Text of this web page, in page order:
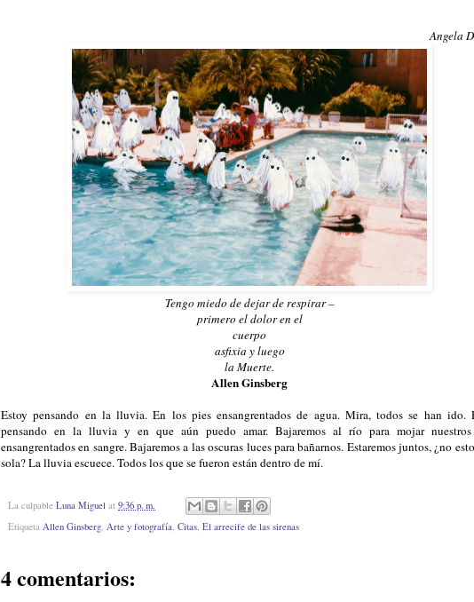
Angela
Tengo miedo de dejar de respirar –
primero el dolor en el
cuerpo
asfixia y luego
la Muerte.
Allen Ginsberg
Estoy pensando en la lluvia. En los pies ensangrentados de agua. Mira, todos se han ido.
pensando en la lluvia y en que aún puedo amar. Bajaremos al río para mojar
ensangrentados en sangre. Bajaremos a las oscuras luces para bañarnos. Estaremos juntos, ¿no
sola? La lluvia escuece. Todos los que se fueron están dentro de mí.
La culpable Luna Miguel at 9:36 p. m.
Etiqueta Allen Ginsberg, Arte y fotografía, Citas, El arrecife de las sirenas
4 comentarios: